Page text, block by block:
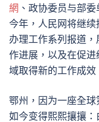
網 、政协委员与部
今年，人民网将继续
办理工作系列报道，
作进展，以及在促
域取得新的工作成效
鄂州，因为一座全球
如今变得熙熙攘攘